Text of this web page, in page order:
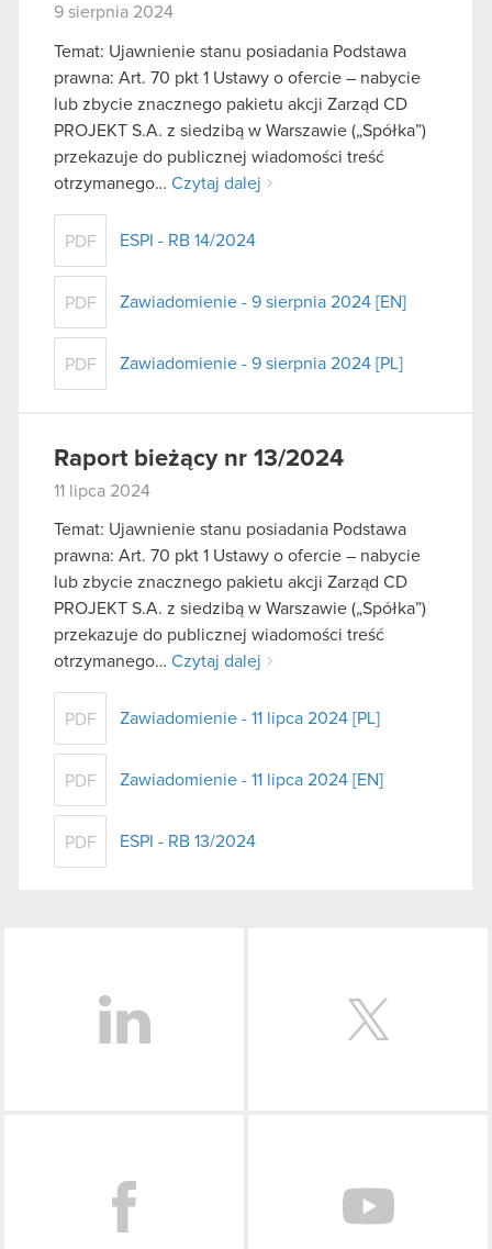
9 sierpnia 2024
Temat: Ujawnienie stanu posiadania Podstawa
prawna: Art. 70 pkt 1 Ustawy o ofercie – nabycie
lub zbycie znacznego pakietu akcji Zarząd CD
PROJEKT S.A. z siedzibą w Warszawie („Spółka”)
przekazuje do publicznej wiadomości treść
otrzymanego… Czytaj dalej
PDF ESPI - RB 14/2024
PDF Zawiadomienie - 9 sierpnia 2024 [EN]
PDF Zawiadomienie - 9 sierpnia 2024 [PL]
Raport bieżący nr 13/2024
11 lipca 2024
Temat: Ujawnienie stanu posiadania Podstawa
prawna: Art. 70 pkt 1 Ustawy o ofercie – nabycie
lub zbycie znacznego pakietu akcji Zarząd CD
PROJEKT S.A. z siedzibą w Warszawie („Spółka”)
przekazuje do publicznej wiadomości treść
otrzymanego… Czytaj dalej
PDF Zawiadomienie - 11 lipca 2024 [PL]
PDF Zawiadomienie - 11 lipca 2024 [EN]
PDF ESPI - RB 13/2024